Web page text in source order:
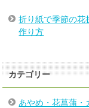
折り紙で季節の花
作り方
カテゴリー
あやめ・花菖蒲・